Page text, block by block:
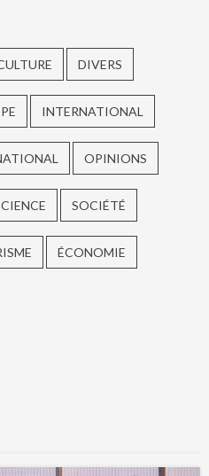
DIVERS
INTERNATIONAL
OPINIONS
SOCIÉTÉ
ÉCONOMIE